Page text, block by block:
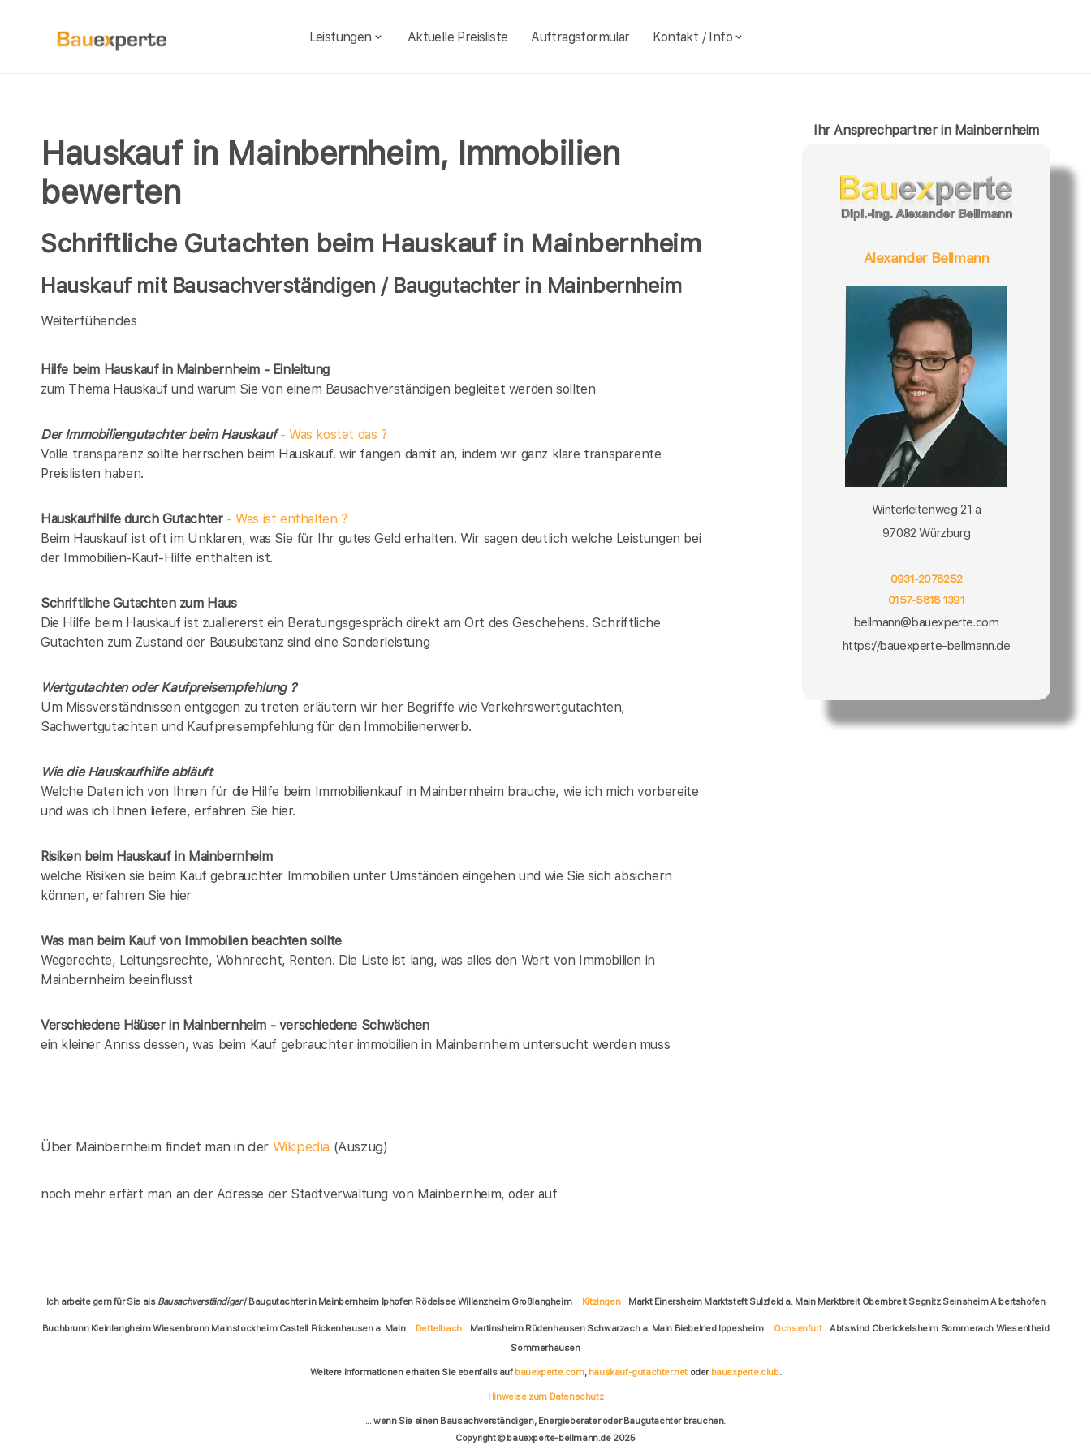
Leistungen Aktuelle Preisliste Auftragsformular Kontakt / Info
Hauskauf in Mainbernheim, Immobilien
bewerten
Schriftliche Gutachten beim Hauskauf in Mainbernheim
Hauskauf mit Bausachverständigen / Baugutachter in Mainbernheim
Weiterfühendes
Hilfe beim Hauskauf in Mainbernheim - Einleitung
zum Thema Hauskauf und warum Sie von einem Bausachverständigen begleitet werden sollten
Der Immobiliengutachter beim Hauskauf- Was kostet das ?
Volle transparenz sollte herrschen beim Hauskauf. wir fangen damit an, indem wir ganz klare transparente
Preislisten haben.
Hauskaufhilfe durch Gutachter- Was ist enthalten ?
Beim Hauskauf ist oft im Unklaren, was Sie für Ihr gutes Geld erhalten. Wir sagen deutlich welche Leistungen bei
der Immobilien-Kauf-Hilfe enthalten ist.
Schriftliche Gutachten zum Haus
Die Hilfe beim Hauskauf ist zuallererst ein Beratungsgespräch direkt am Ort des Geschehens. Schriftliche
Gutachten zum Zustand der Bausubstanz sind eine Sonderleistung
Wertgutachten oder Kaufpreisempfehlung ?
Um Missverständnissen entgegen zu treten erläutern wir hier Begriffe wie Verkehrswertgutachten,
Sachwertgutachten und Kaufpreisempfehlung für den Immobilienerwerb.
Wie die Hauskaufhilfe abläuft
Welche Daten ich von Ihnen für die Hilfe beim Immobilienkauf in Mainbernheim brauche, wie ich mich vorbereite
und was ich Ihnen liefere, erfahren Sie hier.
Risiken beim Hauskaufin Mainbernheim
welche Risiken sie beim Kauf gebrauchter Immobilien unter Umständen eingehen und wie Sie sich absichern
können, erfahren Sie hier
Was man beim Kauf von Immobilien beachten sollte
Wegerechte, Leitungsrechte, Wohnrecht, Renten. Die Liste ist lang, was alles den Wert von Immobilien in
Mainbernheim beeinflusst
Verschiedene Häüser in Mainbernheim - verschiedene Schwächen
ein kleiner Anriss dessen, was beim Kauf gebrauchter immobilien in Mainbernheim untersucht werden muss
Über Mainbernheim findet man in der Wikipedia (Auszug)
noch mehr erfärt man an der Adresse der Stadtverwaltung von Mainbernheim, oder auf
Ihr Ansprechpartner in Mainbernheim
Alexander Bellmann
Winterleitenweg 21 a
97082 Würzburg
0931-2078252
0157-5818 1391
bellmann@bauexperte.com
https://bauexperte-bellmann.de
Ich arbeite gern für Sie als Bausachverständiger/ Baugutachter in Mainbernheim Iphofen Rödelsee Willanzheim Großlangheim Kitzingen Markt Einersheim Marktsteft Sulzfeld a. Main Marktbreit Obernbreit Segnitz Seinsheim Albertshofen
Buchbrunn Kleinlangheim Wiesenbronn Mainstockheim Castell Frickenhausen a. Main Dettelbach Martinsheim Rüdenhausen Schwarzach a. Main Biebelried Ippesheim Ochsenfurt
Abtswind Oberickelsheim Sommerach Wiesentheid
Sommerhausen
Weitere Informationen erhalten Sie ebenfalls auf bauexperte.com, hauskauf-gutachter.net oder bauexperte.club.
Hinweise zum Datenschutz
... wenn Sie einen Bausachverständigen, Energieberater oder Baugutachter brauchen.
Copyright © bauexperte-bellmann.de 2025